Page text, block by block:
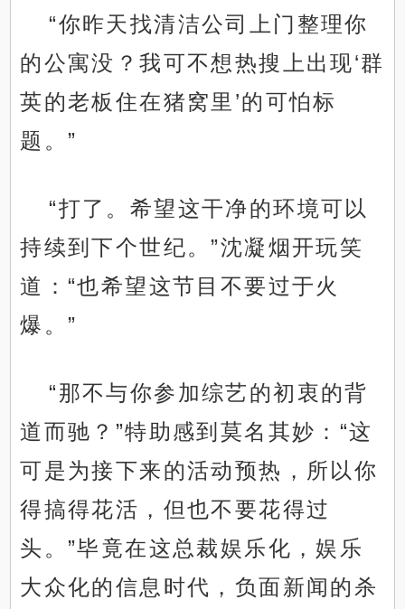
“你昨天找清洁公司上门整理你
的公寓没？我可不想热搜上出现‘群
英的老板住在猪窝里’的可怕标
题。”
“打了。希望这干净的环境可以
持续到下个世纪。”沈凝烟开玩笑
道：“也希望这节目不要过于火
爆。”
“那不与你参加综艺的初衷的背
道而驰？”特助感到莫名其妙：“这
可是为接下来的活动预热，所以你
得搞得花活，但也不要花得过
头。”毕竟在这总裁娱乐化，娱乐
大众化的信息时代，负面新闻的杀